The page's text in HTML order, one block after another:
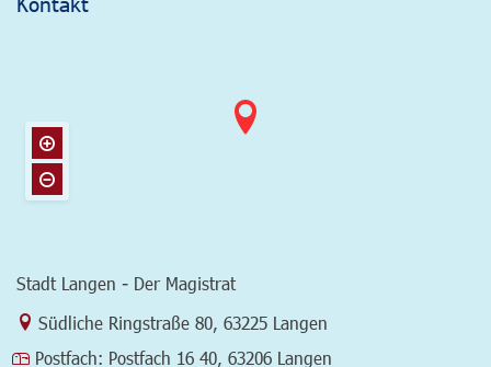
Stadt Langen - Der Magistrat
Link zur Google-Maps Navigation
Südliche Ringstraße 80 63225 Langen
Postfach: Postfach 16 40, 63206 Langen